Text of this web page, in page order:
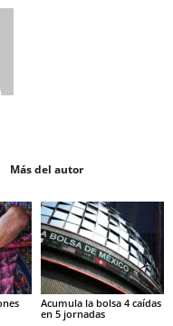
Más del autor
Acumula la bolsa 4 caídas
en 5 jornadas